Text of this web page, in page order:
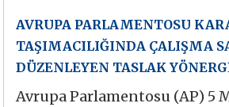
AVRUPA PARLAMENTOSU
TAŞIMACILIĞINDA ÇALIŞMA
DÜZENLEYEN TASLAK
Avrupa Parlamentosu (AP) 5